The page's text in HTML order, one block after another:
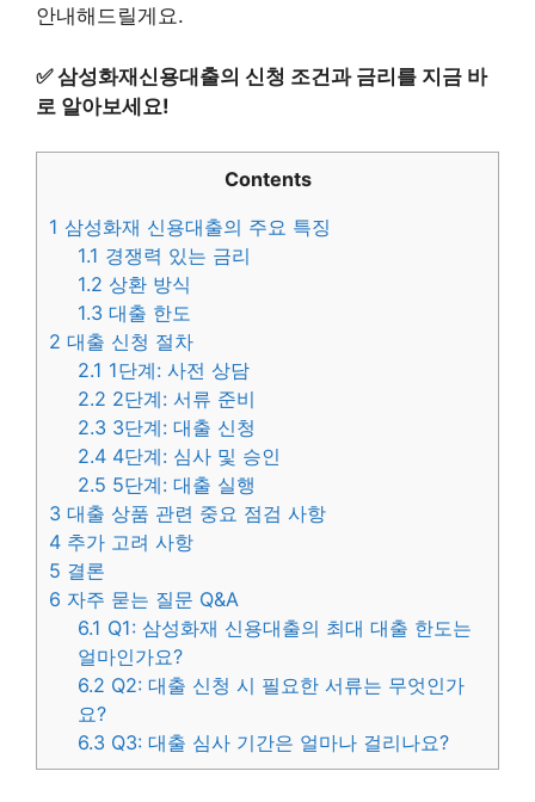
안내해드릴게요.
✅삼성화재신용대출의 신청 조건과 금리를 지금 바
로 알아보세요!
Contents
1 삼성화재 신용대출의 주요 특징
1.1 경쟁력 있는 금리
1.2 상환 방식
1.3 대출 한도
2 대출 신청 절차
2.1 1단계: 사전 상담
2.2 2단계: 서류 준비
2.3 3단계: 대출 신청
2.4 4단계: 심사 및 승인
2.5 5단계: 대출 실행
3 대출 상품 관련 중요 점검 사항
4 추가 고려 사항
5 결론
6 자주 묻는 질문 Q&A
6.1 Q1: 삼성화재 신용대출의 최대 대출 한도는
얼마인가요?
6.2 Q2: 대출 신청 시 필요한 서류는 무엇인가
요?
6.3 Q3: 대출 심사 기간은 얼마나 걸리나요?